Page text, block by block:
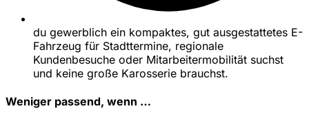
du gewerblich ein kompaktes, gut ausgestattetes E-
Fahrzeug für Stadttermine, regionale
Kundenbesuche oder Mitarbeitermobilität suchst
und keine große Karosserie brauchst.
Weniger passend, wenn …